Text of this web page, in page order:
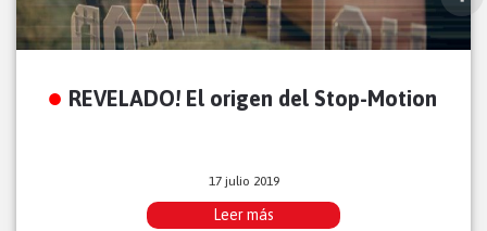
REVELADO! El origen del Stop-Motion
17 julio 2019
Leer más